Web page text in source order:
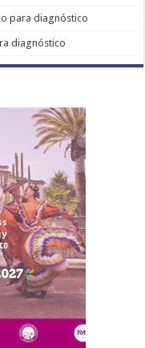
para diagnóstico
diagnóstico